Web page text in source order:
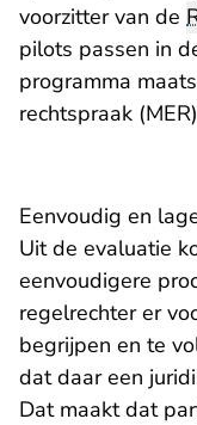
voorzitter van de
pilots passen in
programma
rechtspraak
Eenvoudig en
Uit de evaluatie
eenvoudigere
regelrechter er
begrijpen en te
dat daar een
Dat maakt dat